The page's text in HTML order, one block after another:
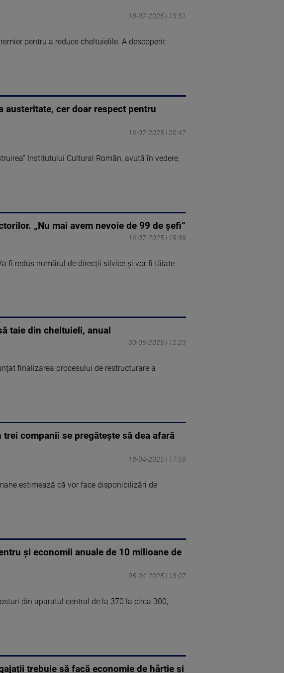
18-07-2025 | 15:51
pentru a reduce cheltuielile. A descoperit
austeritate, cer doar respect pentru
16-07-2025 | 20:47
Institutului Cultural Român, avută în vedere,
„Nu mai avem nevoie de 99 de șefi”
16-07-2025 | 19:39
fi redus numărul de direcții silvice și vor fi tăiate
taie din cheltuieli, anual
30-05-2025 | 12:23
finalizarea procesului de restructurare a
companii se pregătește să dea afară
18-04-2025 | 17:59
estimează că vor face disponibilizări de
şi economii anuale de 10 milioane de
05-04-2025 | 13:07
din aparatul central de la 370 la circa 300,
trebuie să facă economie de hârtie și